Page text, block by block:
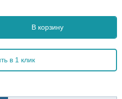
В корзину
в 1 клик